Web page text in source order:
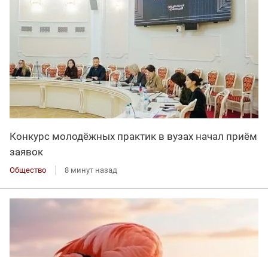
Конкурс молодёжных практик в вузах начал приём
заявок
Общество 8 минут назад